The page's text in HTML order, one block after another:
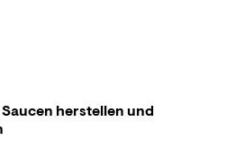
herstellen und